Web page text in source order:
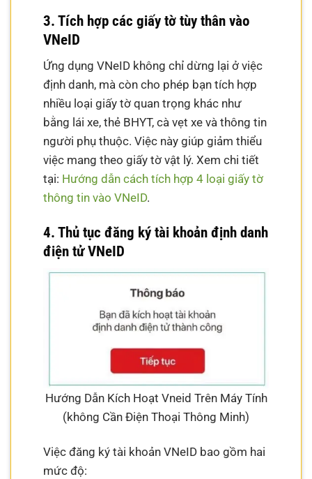
3. Tích hợp các giấy tờ tùy thân vào
VNeID
Ứng dụng VNeID không chỉ dừng lại ở việc
định danh, mà còn cho phép bạn tích hợp
nhiều loại giấy tờ quan trọng khác như
bằng lái xe, thẻ BHYT, cà vẹt xe và thông tin
người phụ thuộc. Việc này giúp giảm thiểu
việc mang theo giấy tờ vật lý. Xem chi tiết
tại: Hướng dẫn cách tích hợp 4 loại giấy tờ
thông tin vào VNeID.
4. Thủ tục đăng ký tài khoản định danh
điện tử VNeID
Hướng Dẫn Kích Hoạt Vneid Trên Máy Tính
(không Cần Điện Thoại Thông Minh)
Việc đăng ký tài khoản VNeID bao gồm hai
mức độ: